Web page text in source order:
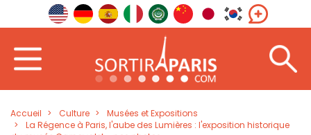
Accueil Culture
Musées et Expositions
La Régence à Paris, l'aube des Lumières : l'exposition historique